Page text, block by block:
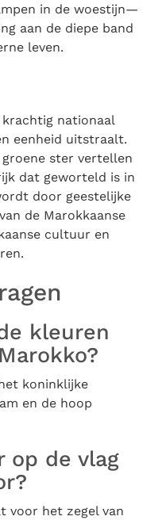
in de woestijn—
aan de diepe band
leven.
krachtig nationaal
eenheid uitstraalt.
ster vertellen
dat geworteld is in
door geestelijke
de Marokkaanse
cultuur en
kleuren
koninklijke
en de hoop
op de vlag
voor het zegel van